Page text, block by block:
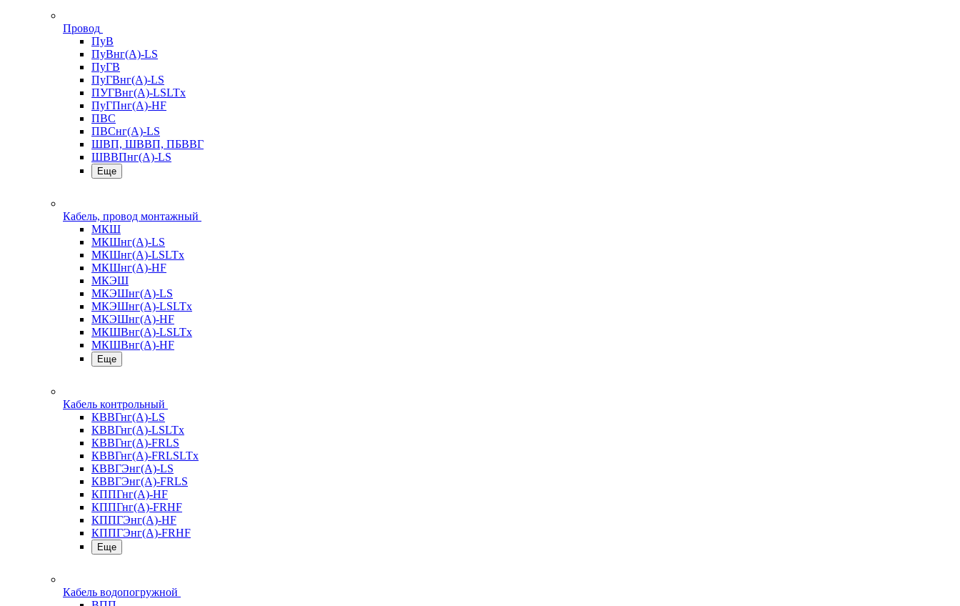
Провод
ПуВ
ПуВнг(А)-LS
ПуГВ
ПуГВнг(А)-LS
ПУГВнг(А)-LSLTx
ПуГПнг(А)-HF
ПВС
ПВСнг(А)-LS
ШВП, ШВВП, ПБВВГ
ШВВПнг(А)-LS
Еще
Кабель, провод монтажный
МКШ
МКШнг(А)-LS
МКШнг(А)-LSLTx
МКШнг(А)-HF
МКЭШ
МКЭШнг(А)-LS
МКЭШнг(А)-LSLTx
МКЭШнг(А)-HF
МКШВнг(A)-LSLTx
МКШВнг(А)-HF
Еще
Кабель контрольный
КВВГнг(А)-LS
КВВГнг(А)-LSLTx
КВВГнг(А)-FRLS
КВВГнг(А)-FRLSLTx
КВВГЭнг(А)-LS
КВВГЭнг(А)-FRLS
КППГнг(А)-HF
КППГнг(А)-FRHF
КППГЭнг(А)-HF
КППГЭнг(А)-FRHF
Еще
Кабель водопогружной